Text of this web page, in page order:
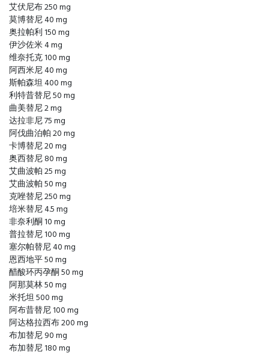
艾伏尼布 250 mg
莫博替尼 40 mg
奥拉帕利 150 mg
伊沙佐米 4 mg
维奈托克 100 mg
阿西米尼 40 mg
斯帕森坦 400 mg
利特昔替尼 50 mg
曲美替尼 2 mg
达拉非尼 75 mg
阿伐曲泊帕 20 mg
卡博替尼 20 mg
奥西替尼 80 mg
艾曲波帕 25 mg
艾曲波帕 50 mg
克唑替尼 250 mg
培米替尼 4.5 mg
非奈利酮 10 mg
普拉替尼 100 mg
塞尔帕替尼 40 mg
恩西地平 50 mg
醋酸环丙孕酮 50 mg
阿那莫林 50 mg
米托坦 500 mg
阿布昔替尼 100 mg
阿达格拉西布 200 mg
布加替尼 90 mg
布加替尼 180 mg